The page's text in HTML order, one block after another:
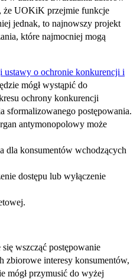
że UOKiK przejmie funkcje
jednak, to najnowszy projekt
które najmocniej mogą
ustawy o ochronie konkurencji i
mógł wystąpić do
ochrony konkurencji
sformalizowanego postępowania.
antymonopolowy może
dla konsumentów wchodzących
dostępu lub wyłączenie
wszcząć postępowanie
zbiorowe interesy konsumentów,
mógł przymusić do wyżej